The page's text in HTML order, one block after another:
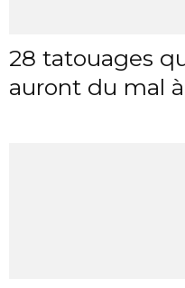
28 tatouages
auront du mal